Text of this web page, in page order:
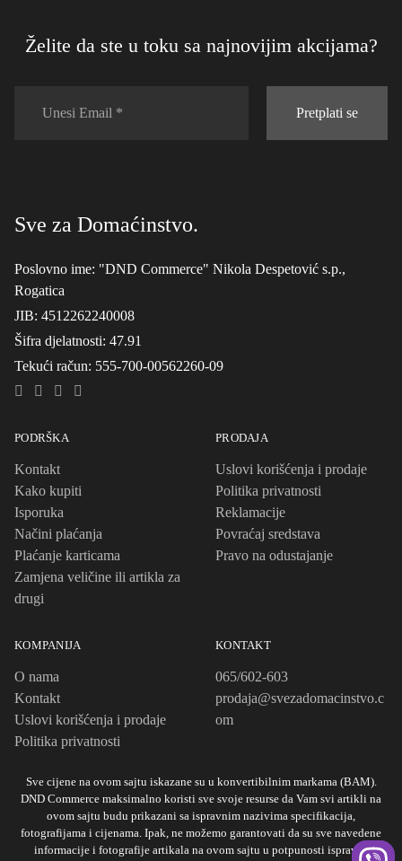
Želite da ste u toku sa najnovijim akcijama?
Pretplati se
Sve za Domaćinstvo.
Poslovno ime: "DND Commerce" Nikola Despetović s.p.,
Rogatica
JIB: 4512262240008
Šifra djelatnosti: 47.91
Tekući račun: 555-700-00562260-09
PODRŠKA
Kontakt
Kako kupiti
Isporuka
Načini plaćanja
Plaćanje karticama
Zamjena veličine ili artikla za
drugi
PRODAJA
Uslovi korišćenja i prodaje
Politika privatnosti
Reklamacije
Povraćaj sredstava
Pravo na odustajanje
KOMPANIJA
O nama
Kontakt
Uslovi korišćenja i prodaje
Politika privatnosti
KONTAKT
065/602-603
prodaja@svezadomacinstvo.c
om
Sve cijene na ovom sajtu iskazane su u konvertibilnim markama (BAM).
DND Commerce maksimalno koristi sve svoje resurse da Vam svi artikli na
ovom sajtu budu prikazani sa ispravnim nazivima specifikacija,
fotografijama i cijenama. Ipak, ne možemo garantovati da su sve navedene
informacije i fotografije artikala na ovom sajtu u potpunosti ispravne